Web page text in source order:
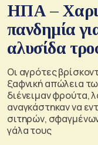
ΗΠΑ –
πανδημία
αλυσίδα
Οι αγρότες
ξαφνική απώλεια
διένειμαν φρούτα,
αναγκάστηκαν να
σιτηρών,
γάλα τους